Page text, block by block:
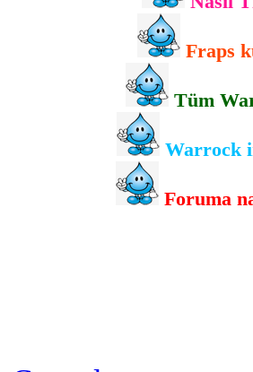
Fraps
Tüm
Warrock
Foruma